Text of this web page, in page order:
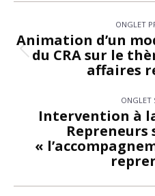
de
commentaire
ONGLET
Animation d’un
du CRA sur le
affaires
ONGLET
Intervention à
Repreneurs
«